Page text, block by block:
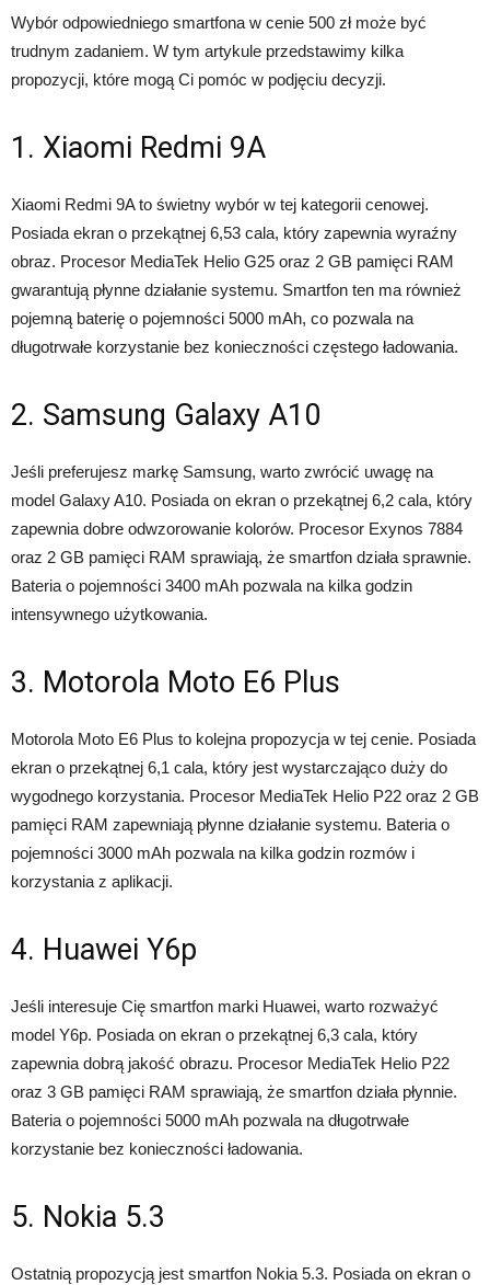
Wybór odpowiedniego smartfona w cenie 500 zł może być
trudnym zadaniem. W tym artykule przedstawimy kilka
propozycji, które mogą Ci pomóc w podjęciu decyzji.
1. Xiaomi Redmi 9A
Xiaomi Redmi 9A to świetny wybór w tej kategorii cenowej.
Posiada ekran o przekątnej 6,53 cala, który zapewnia wyraźny
obraz. Procesor MediaTek Helio G25 oraz 2 GB pamięci RAM
gwarantują płynne działanie systemu. Smartfon ten ma również
pojemną baterię o pojemności 5000 mAh, co pozwala na
długotrwałe korzystanie bez konieczności częstego ładowania.
2. Samsung Galaxy A10
Jeśli preferujesz markę Samsung, warto zwrócić uwagę na
model Galaxy A10. Posiada on ekran o przekątnej 6,2 cala, który
zapewnia dobre odwzorowanie kolorów. Procesor Exynos 7884
oraz 2 GB pamięci RAM sprawiają, że smartfon działa sprawnie.
Bateria o pojemności 3400 mAh pozwala na kilka godzin
intensywnego użytkowania.
3. Motorola Moto E6 Plus
Motorola Moto E6 Plus to kolejna propozycja w tej cenie. Posiada
ekran o przekątnej 6,1 cala, który jest wystarczająco duży do
wygodnego korzystania. Procesor MediaTek Helio P22 oraz 2 GB
pamięci RAM zapewniają płynne działanie systemu. Bateria o
pojemności 3000 mAh pozwala na kilka godzin rozmów i
korzystania z aplikacji.
4. Huawei Y6p
Jeśli interesuje Cię smartfon marki Huawei, warto rozważyć
model Y6p. Posiada on ekran o przekątnej 6,3 cala, który
zapewnia dobrą jakość obrazu. Procesor MediaTek Helio P22
oraz 3 GB pamięci RAM sprawiają, że smartfon działa płynnie.
Bateria o pojemności 5000 mAh pozwala na długotrwałe
korzystanie bez konieczności ładowania.
5. Nokia 5.3
Ostatnią propozycją jest smartfon Nokia 5.3. Posiada on ekran o